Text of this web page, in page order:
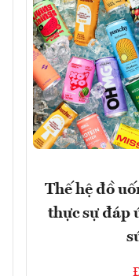
Thế hệ đồ
thực sự đáp